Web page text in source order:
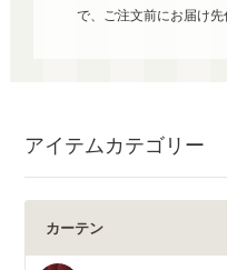
で、ご注文前にお届け先
アイテムカテゴリー
カーテン